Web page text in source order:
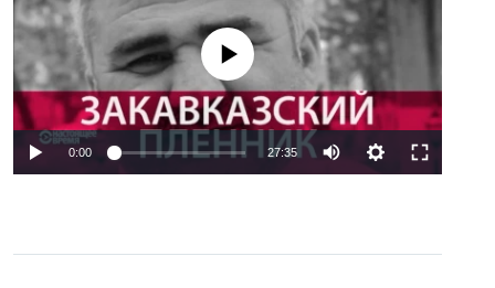
No media source currently available
0:00 27:35